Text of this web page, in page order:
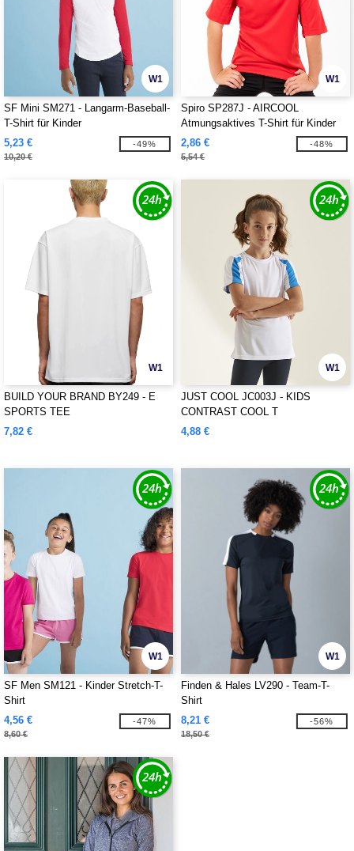
W1
SF Mini SM271 - Langarm-Baseball-
T-Shirt für Kinder
5,23 €
10,20 €
-49%
W1
Spiro SP287J - AIRCOOL
Atmungsaktives T-Shirt für Kinder
2,86 €
5,54 €
-48%
W1
BUILD YOUR BRAND BY249 - E
SPORTS TEE
7,82 €
W1
JUST COOL JC003J - KIDS
CONTRAST COOL T
4,88 €
W1
SF Men SM121 - Kinder Stretch-T-
Shirt
4,56 €
8,60 €
-47%
W1
Finden & Hales LV290 - Team-T-
Shirt
8,21 €
18,50 €
-56%